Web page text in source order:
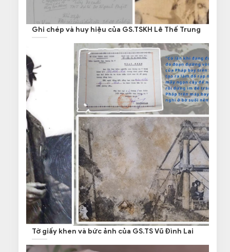
Ghi chép và huy hiệu của GS.TSKH Lê Thế Trung
Tờ giấy khen và bức ảnh của GS.TS Vũ Đình Lai